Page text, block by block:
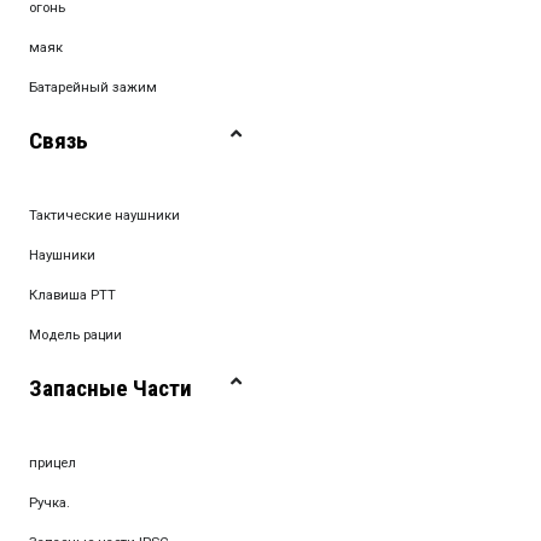
огонь
маяк
Батарейный зажим
Связь
Тактические наушники
Наушники
Клавиша PTT
Модель рации
Запасные Части
прицел
Ручка.